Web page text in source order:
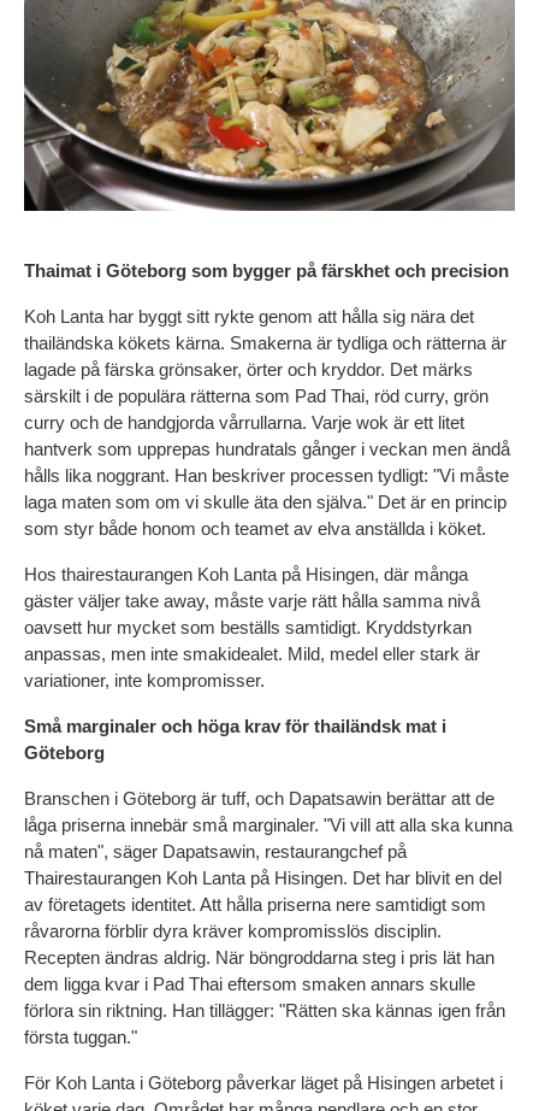
Thaimat i Göteborg som bygger på färskhet och precision
Koh Lanta har byggt sitt rykte genom att hålla sig nära det
thailändska kökets kärna. Smakerna är tydliga och rätterna är
lagade på färska grönsaker, örter och kryddor. Det märks
särskilt i de populära rätterna som Pad Thai, röd curry, grön
curry och de handgjorda vårrullarna. Varje wok är ett litet
hantverk som upprepas hundratals gånger i veckan men ändå
hålls lika noggrant. Han beskriver processen tydligt: "Vi måste
laga maten som om vi skulle äta den själva." Det är en princip
som styr både honom och teamet av elva anställda i köket.
Hos thairestaurangen Koh Lanta på Hisingen, där många
gäster väljer take away, måste varje rätt hålla samma nivå
oavsett hur mycket som beställs samtidigt. Kryddstyrkan
anpassas, men inte smakidealet. Mild, medel eller stark är
variationer, inte kompromisser.
Små marginaler och höga krav för thailändsk mat i
Göteborg
Branschen i Göteborg är tuff, och Dapatsawin berättar att de
låga priserna innebär små marginaler. "Vi vill att alla ska kunna
nå maten", säger Dapatsawin, restaurangchef på
Thairestaurangen Koh Lanta på Hisingen. Det har blivit en del
av företagets identitet. Att hålla priserna nere samtidigt som
råvarorna förblir dyra kräver kompromisslös disciplin.
Recepten ändras aldrig. När böngroddarna steg i pris lät han
dem ligga kvar i Pad Thai eftersom smaken annars skulle
förlora sin riktning. Han tillägger: "Rätten ska kännas igen från
första tuggan."
För Koh Lanta i Göteborg påverkar läget på Hisingen arbetet i